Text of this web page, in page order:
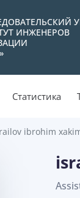
ИНЖЕНЕРОВ
Статистика
ibrohim xakim